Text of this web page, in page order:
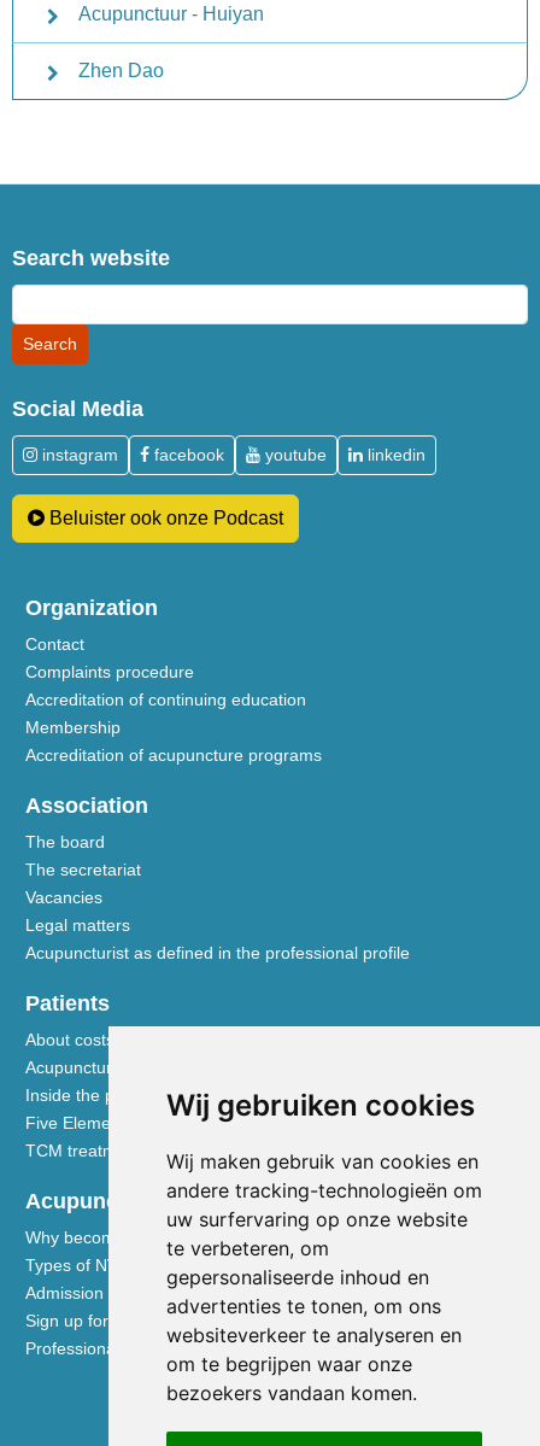
Wij gebruiken cookies
Wij maken gebruik van cookies en
andere tracking-technologieën om
uw surfervaring op onze website
te verbeteren, om
gepersonaliseerde inhoud en
advertenties te tonen, om ons
websiteverkeer te analyseren en
om te begrijpen waar onze
bezoekers vandaan komen.
Acupunctuur - Huiyan
Zhen Dao
Search website
Social Media
instagram facebook youtube linkedin
Beluister ook onze Podcast
Organization
Contact
Complaints procedure
Accreditation of continuing education
Membership
Accreditation of acupuncture programs
Association
The board
The secretariat
Vacancies
Legal matters
Acupuncturist as defined in the professional profile
Patients
About costs and reimbursements
Acupuncture explained
Inside the practice
Five Element nutrition
TCM treatment disciplines
Acupuncturists
Why become a member of the NVA
Types of NVA membership
Admission requirements
Sign up for membership
Professional liability insurance